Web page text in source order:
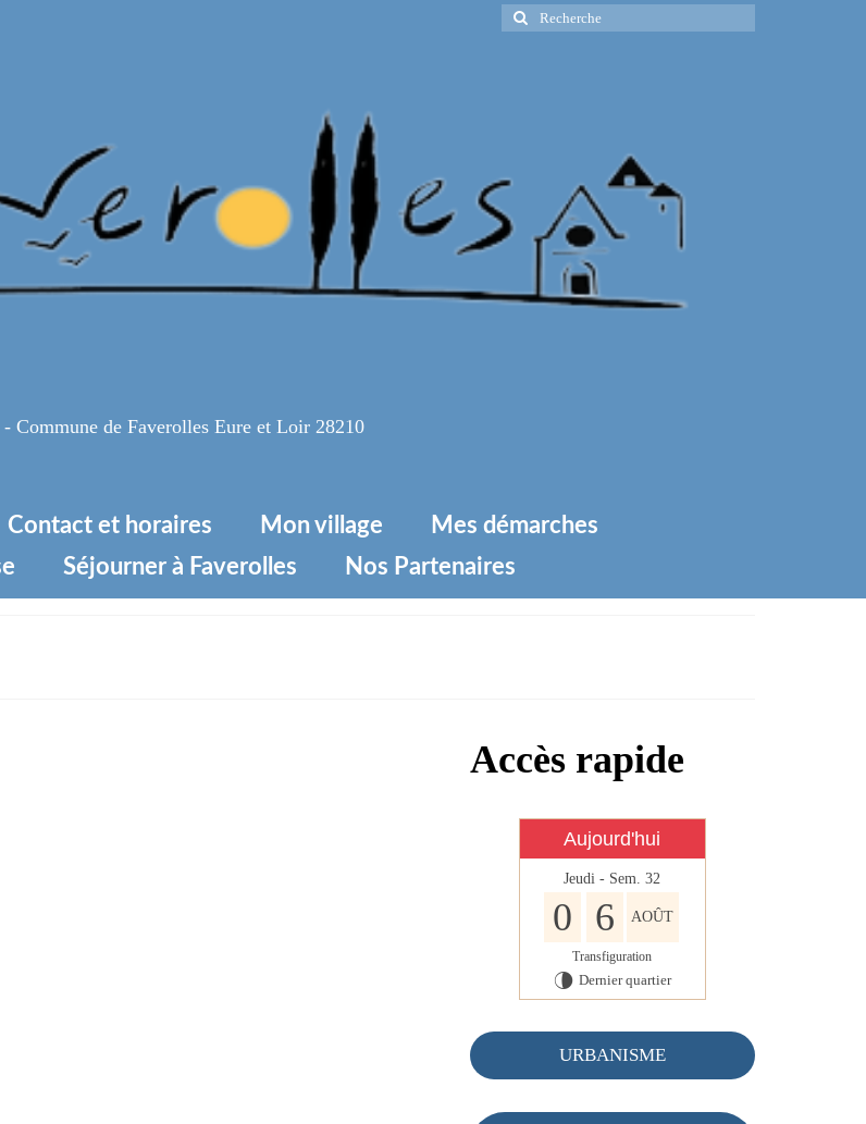
Rechercher
:
Commune de Faverolles Eure et Loir 28210
Contact et horaires Mon village
Mes démarches
Séjourner à Faverolles Nos Partenaires
Accès rapide
Aujourd'hui
Jeudi - Sem. 32
0 6 AOÛT
Transfiguration
U Dernier quartier
URBANISME